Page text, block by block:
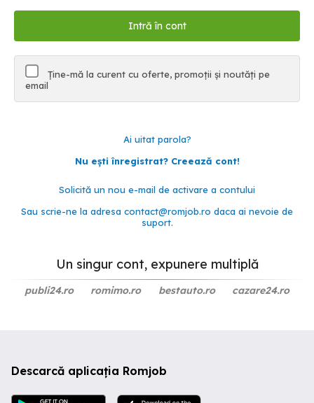
Ține-mă la curent cu oferte, promoții și noutăți pe
email
Ai uitat parola?
Nu ești înregistrat? Creează cont!
Solicită un nou e-mail de activare a contului
Sau scrie-ne la adresa contact@romjob.ro daca ai nevoie de
suport.
Un singur cont, expunere multiplă
publi24.ro romimo.ro bestauto.ro cazare24.ro
Descarcă aplicația Romjob